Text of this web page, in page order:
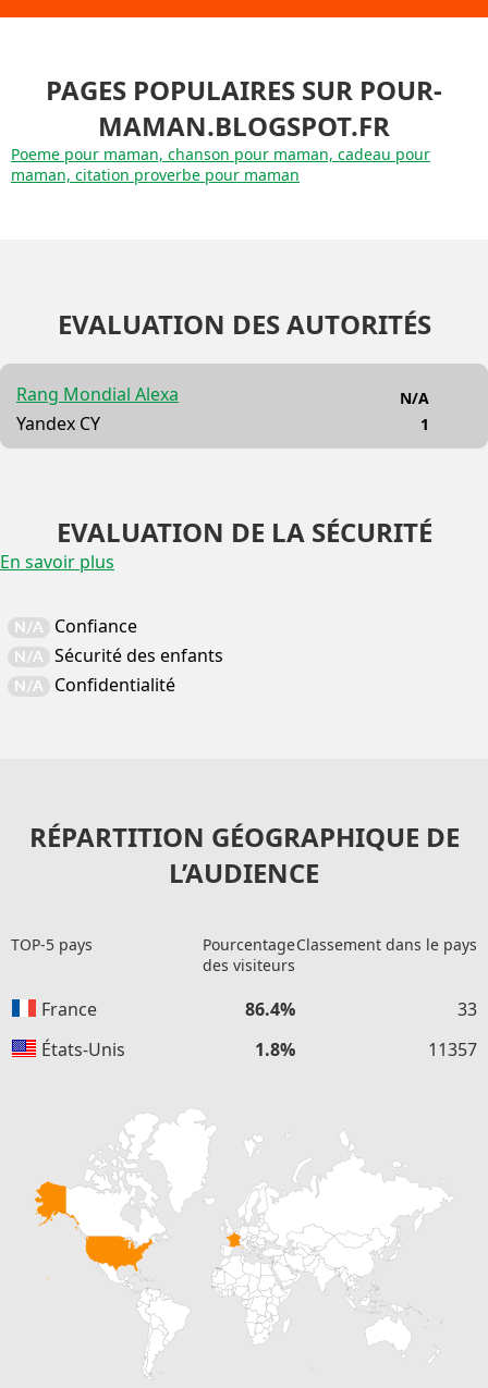
PAGES POPULAIRES SUR POUR-
MAMAN.BLOGSPOT.FR
Poeme pour maman, chanson pour maman, cadeau pour
maman, citation proverbe pour maman
EVALUATION DES AUTORITÉS
Rang Mondial Alexa
Yandex CY
N/A
1
EVALUATION DE LA SÉCURITÉ
En savoir plus
N/A Confiance
N/A Sécurité des enfants
N/A Confidentialité
RÉPARTITION GÉOGRAPHIQUE DE
L’AUDIENCE
TOP-5 pays
Pourcentage
des visiteurs
Classement dans le pays
France 86.4%
33
États-Unis
1.8% 11357